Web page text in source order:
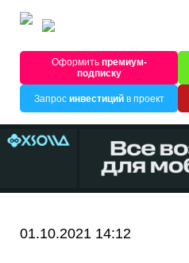
Оформитьпремиум-
подписку
Запрос инвестицийв проект
01.10.2021 14:12